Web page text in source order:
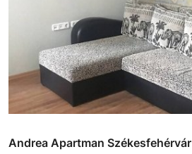
Andrea Apartman Székesfehérvár